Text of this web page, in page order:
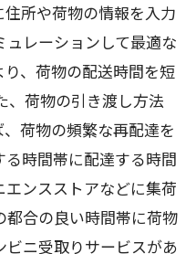
所や荷物の情報を入力
ュレーションして最適な
、荷物の配送時間を短
、荷物の引き渡し方法
荷物の頻繁な再配達を
時間帯に配達する時間
ンスストアなどに集荷
合の良い時間帯に荷物
ニ受取りサービスがあ